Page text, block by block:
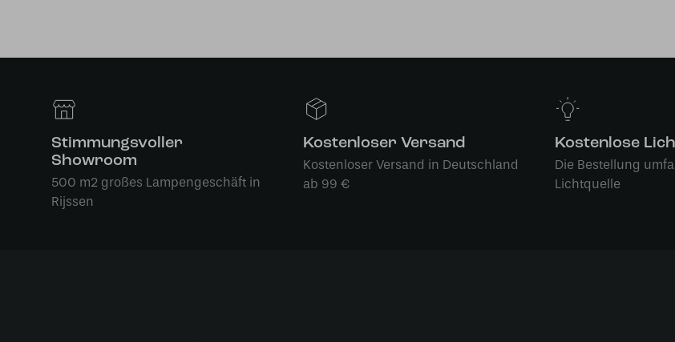
Stimmungsvoller
Showroom
500 m2 großes Lampengeschäft in
Rijssen
Kostenloser Versand
Kostenloser Versand in Deutschland
ab 99 €
Kostenlose
Die Bestellung
Lichtquelle